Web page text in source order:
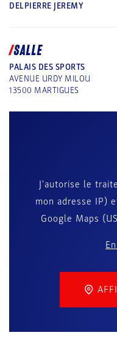
DELPIERRE JEREMY
SALLE
PALAIS DES SPORTS
AVENUE URDY MILOU
13500 MARTIGUES
J'autorise le
mon adresse IP)
Google Maps